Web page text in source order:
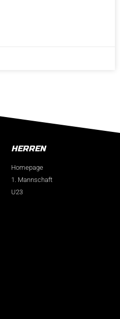
HERREN
Homepage
1. Mannschaft
U23